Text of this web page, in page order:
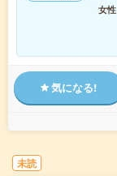
女性
気になる!
未読